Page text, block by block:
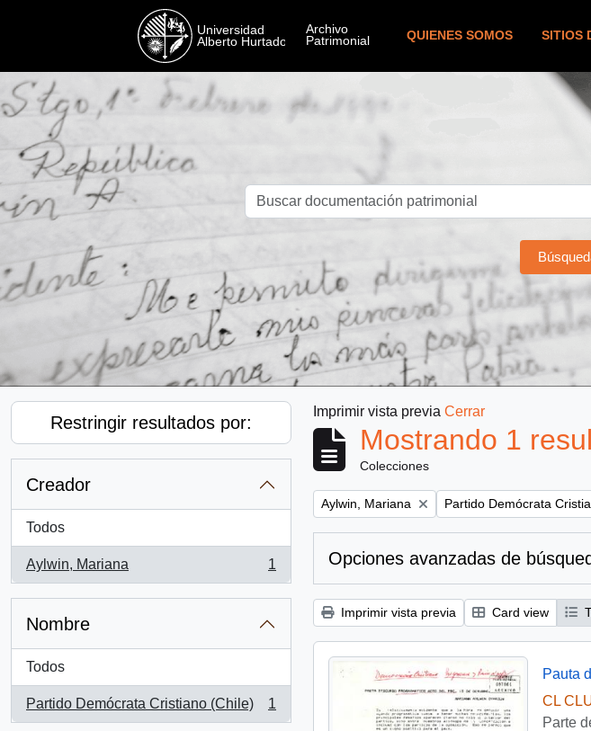
QUIENES SOMOS SITIOS
Restringir resultados por:
Creador
Todos
Aylwin, Mariana
, 1 resultados
1
Nombre
Todos
Partido Demócrata Cristiano (Chile)
, 1 resultados
1
Imprimir vista previa Cerrar
Mostrando 1
Colecciones
Remove filter:
Aylwin, Mariana Remove filter:
Partido Demócrata
Opciones avanzadas de
Imprimir vista previa Card view
Pauta
CL
Parte